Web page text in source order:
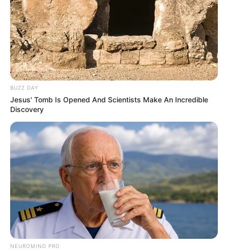
BUZZ DAY
Jesus' Tomb Is Opened And Scientists Make An Incredible
Discovery
NEUROMIND PRO